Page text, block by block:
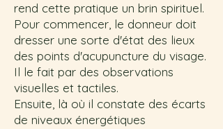
rend cette pratique un brin spirituel.
Pour commencer, le donneur doit
dresser une sorte d'état des lieux
des points d'acupuncture du visage.
Il le fait par des observations
visuelles et tactiles.
Ensuite, là où il constate des écarts
de niveaux énergétiques